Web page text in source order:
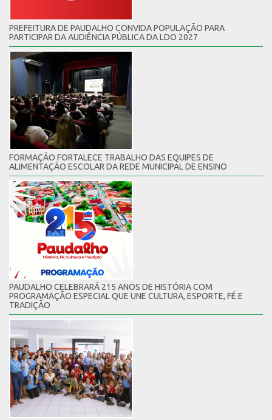
PREFEITURA DE PAUDALHO CONVIDA POPULAÇÃO PARA
PARTICIPAR DA AUDIÊNCIA PÚBLICA DA LDO 2027
FORMAÇÃO FORTALECE TRABALHO DAS EQUIPES DE
ALIMENTAÇÃO ESCOLAR DA REDE MUNICIPAL DE ENSINO
PAUDALHO CELEBRARÁ 215 ANOS DE HISTÓRIA COM
PROGRAMAÇÃO ESPECIAL QUE UNE CULTURA, ESPORTE, FÉ E
TRADIÇÃO